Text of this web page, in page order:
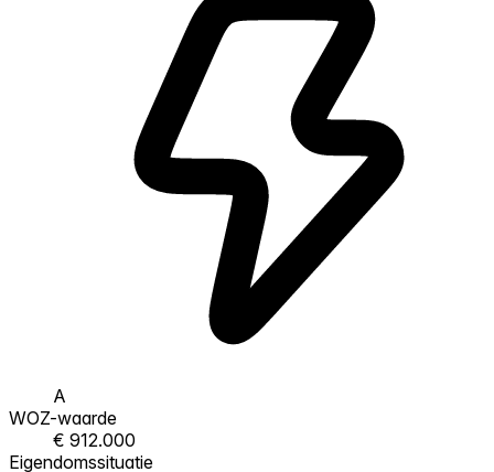
A
WOZ-waarde
€ 912.000
Eigendomssituatie